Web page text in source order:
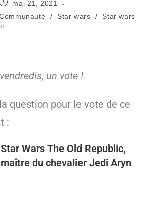
mai 21, 2021
/ Star wars /
Star wars
un vote !
question pour le vote de ce
:
Wars The Old Republic,
du chevalier Jedi Aryn